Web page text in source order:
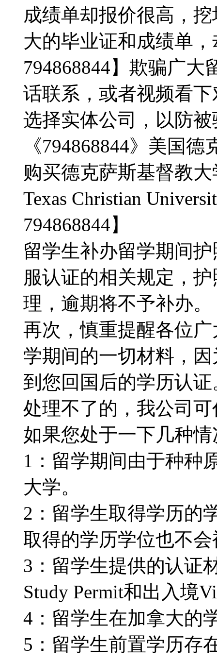
成绩单却报价很高，
大的毕业证和成绩单
794868844】欺骗广
话联系，或者视频看
选择实体公司，以防
《794868844》美国
购买德克萨斯基督教
Texas Christian
794868844】
留学生补办留学期间
服认证的相关规定，
理，逾期将不予补办。
再次，慎重提醒各位
学期间的一切材料，
到您回国后的学历认
处理不了的，我公司可
如果您处于一下几种情
1：留学期间由于种种
大学。
2：留学生取得学历的
取得的学历学位也不会
3：留学生提供的认证
Study Permit和出入境
4：留学生在加拿大的
5：留学生前置学历存